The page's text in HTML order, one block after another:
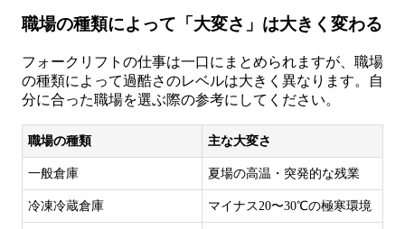
職場の種類によって「大変さ」は大きく変わる
フォークリフトの仕事は一口にまとめられますが、職場
の種類によって過酷さのレベルは大きく異なります。自
分に合った職場を選ぶ際の参考にしてください。
職場の種類 主な大変さ
一般倉庫 夏場の高温・突発的な残業
冷凍冷蔵倉庫 マイナス20〜30℃の極寒環境